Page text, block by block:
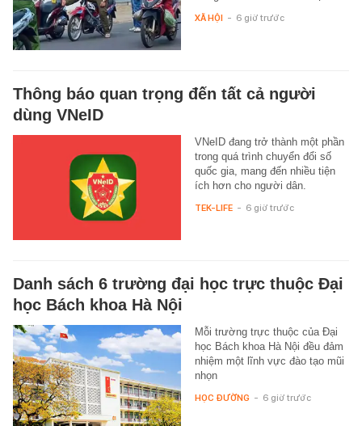
XÃ HỘI - 6 giờ trước
Thông báo quan trọng đến tất cả người
dùng VNeID
VNeID đang trở thành một phần
trong quá trình chuyển đổi số
quốc gia, mang đến nhiều tiện
ích hơn cho người dân.
TEK-LIFE - 6 giờ trước
Danh sách 6 trường đại học trực thuộc Đại
học Bách khoa Hà Nội
Mỗi trường trực thuộc của Đại
học Bách khoa Hà Nội đều đảm
nhiệm một lĩnh vực đào tạo mũi
nhọn
HỌC ĐƯỜNG - 6 giờ trước